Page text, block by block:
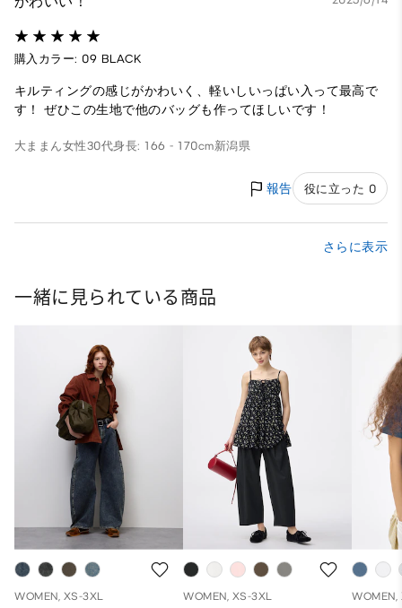
購入カラー: 09 BLACK
キルティングの感じがかわいく、軽いしいっぱい入って最高で
す！ ぜひこの生地で他のバッグも作ってほしいです！
大ままん女性30代身長: 166 - 170cm新潟県
報告 役に立った 0
さらに表示
一緒に見られている商品
WOMEN, XS-3XL WOMEN, XS-3XL WOMEN,